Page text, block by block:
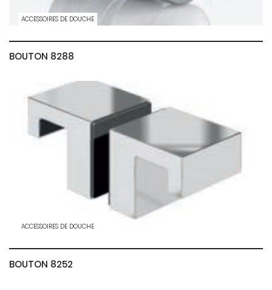
ACCESSOIRES DE DOUCHE
BOUTON 8288
ACCESSOIRES DE DOUCHE
BOUTON 8252